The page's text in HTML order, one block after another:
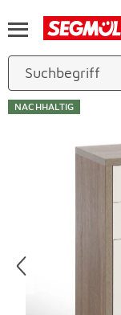
NACHHALTIG